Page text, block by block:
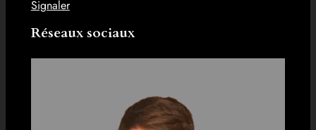
Signaler
Réseaux sociaux